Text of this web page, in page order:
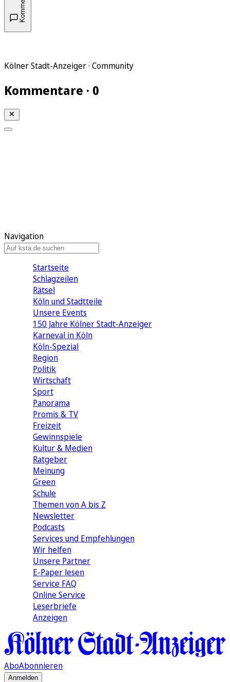
Kölner Stadt-Anzeiger · Community
Kommentare · 0
Navigation
Startseite
Schlagzeilen
Rätsel
Köln und Stadtteile
Unsere Events
150 Jahre Kölner Stadt-Anzeiger
Karneval in Köln
Köln-Spezial
Region
Politik
Wirtschaft
Sport
Panorama
Promis & TV
Freizeit
Gewinnspiele
Kultur & Medien
Ratgeber
Meinung
Green
Schule
Themen von A bis Z
Newsletter
Podcasts
Services und Empfehlungen
Wir helfen
Unsere Partner
E-Paper lesen
Service FAQ
Online Service
Leserbriefe
Anzeigen
AboAbonnieren
Anmelden